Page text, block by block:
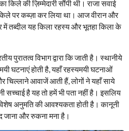
किले की ज़िम्मेदारी सौंपी थी। राजा सवाई
पर कब्ज़ा कर लिया था। आज वीरान और
तब्दील यह किला रहस्य और भूतहा किला के
विभाग द्वारा कि जाती है। स्थानीये
घटनाएं होती है, यहाँ रहस्यमयी घटनाओं
चिल्लाने आवाजें आती हैं, लोगों ने यहाँ साये
है यह तो हमें भी पता नहीं है। इसलिय
अनुमति की आवश्यकता होती है। कानूनी
जाना और रुकना मना है।